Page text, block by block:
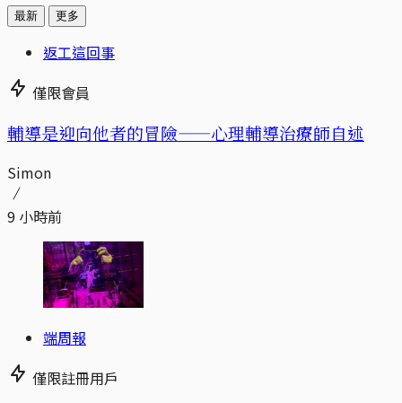
最新 更多
返工這回事
僅限會員
輔導是迎向他者的冒險——心理輔導治療師自述
Simon
9 小時前
端周報
僅限註冊用戶